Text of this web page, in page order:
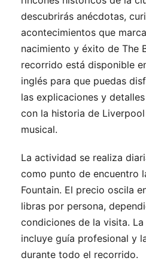
descubrirás anécdotas,
acontecimientos que
nacimiento y éxito de The
recorrido está disponible
inglés para que puedas
las explicaciones y
con la historia de
musical.
La actividad se realiza
como punto de encuentro
Fountain. El precio oscila
libras por persona,
condiciones de la visita.
incluye guía profesional y
durante todo el recorrido.